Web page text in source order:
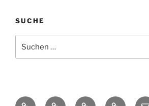
SUCHE
nach:
Yelp FacebookTwitter Instagram
E-